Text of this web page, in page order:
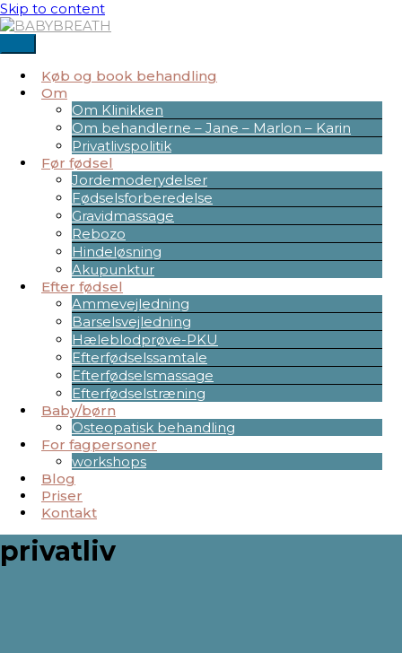
Skip to content
Køb og book behandling
Om
Om Klinikken
Om behandlerne – Jane – Marlon – Karin
Privatlivspolitik
Før fødsel
Jordemoderydelser
Fødselsforberedelse
Gravidmassage
Rebozo
Hindeløsning
Akupunktur
Efter fødsel
Ammevejledning
Barselsvejledning
Hæleblodprøve-PKU
Efterfødselssamtale
Efterfødselsmassage
Efterfødselstræning
Baby/børn
Osteopatisk behandling
For fagpersoner
workshops
Blog
Priser
Kontakt
privatliv